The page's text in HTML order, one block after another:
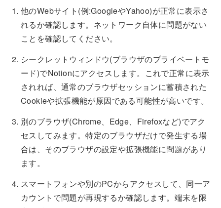
他のWebサイト(例:GoogleやYahoo)が正常に表示さ
れるか確認します。ネットワーク自体に問題がない
ことを確認してください。
シークレットウィンドウ(ブラウザのプライベートモ
ード)でNotionにアクセスします。これで正常に表示
されれば、通常のブラウザセッションに蓄積された
Cookieや拡張機能が原因である可能性が高いです。
別のブラウザ(Chrome、Edge、Firefoxなど)でアク
セスしてみます。特定のブラウザだけで発生する場
合は、そのブラウザの設定や拡張機能に問題があり
ます。
スマートフォンや別のPCからアクセスして、同一ア
カウントで問題が再現するか確認します。端末を限